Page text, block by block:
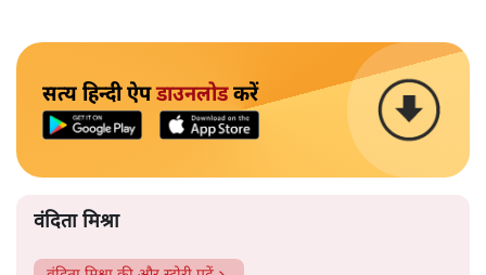
सत्य हिन्दी ऐपडाउनलोडकरें
वंदिता मिश्रा